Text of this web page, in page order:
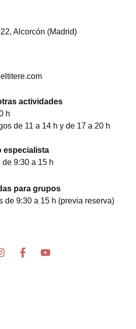
Alcorcón (Madrid)
actividades
h
de 11 a 14 h y de 17 a 20 h
especialista
9:30 a 15 h
para grupos
de 9:30 a 15 h (previa reserva)
F
Y